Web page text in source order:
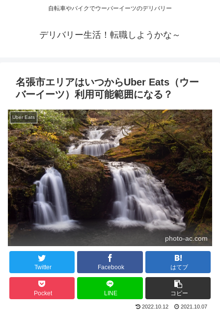
自転車やバイクでウーバーイーツのデリバリー
デリバリー生活！転職しようかな～
名張市エリアはいつからUber Eats（ウー
バーイーツ）利用可能範囲になる？
Uber Eats
photo-ac.com
Twitter Facebook はてブ
Pocket LINE コピー
2022.10.12 2021.10.07